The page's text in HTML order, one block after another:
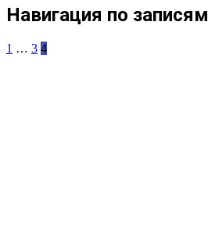
Навигация по записям
1 … 3 4